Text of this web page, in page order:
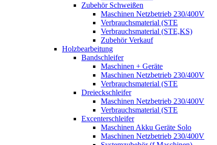
Zubehör Schweißen
Maschinen Netzbetrieb 230/400V
Verbrauchsmaterial (STE
Verbrauchsmaterial (STE,KS)
Zubehör Verkauf
Holzbearbeitung
Bandschleifer
Maschinen + Geräte
Maschinen Netzbetrieb 230/400V
Verbrauchsmaterial (STE
Dreieckschleifer
Maschinen Netzbetrieb 230/400V
Verbrauchsmaterial (STE
Excenterschleifer
Maschinen Akku Geräte Solo
Maschinen Netzbetrieb 230/400V